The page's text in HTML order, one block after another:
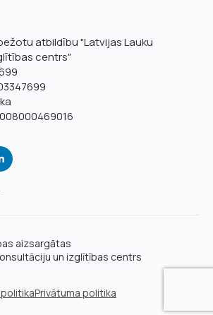
atbildību "Latvijas Lauku
centrs"
aizsargātas
un izglītības centrs
Privātuma politika